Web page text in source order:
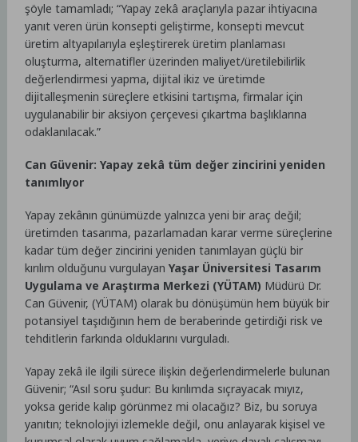
şöyle tamamladı; “Yapay zekâ araçlarıyla pazar ihtiyacına
yanıt veren ürün konsepti geliştirme, konsepti mevcut
üretim altyapılarıyla eşleştirerek üretim planlaması
oluşturma, alternatifler üzerinden maliyet/üretilebilirlik
değerlendirmesi yapma, dijital ikiz ve üretimde
dijitalleşmenin süreçlere etkisini tartışma, firmalar için
uygulanabilir bir aksiyon çerçevesi çıkartma başlıklarına
odaklanılacak.”
Can Güvenir: Yapay zekâ tüm değer zincirini yeniden
tanımlıyor
Yapay zekânın günümüzde yalnızca yeni bir araç değil;
üretimden tasarıma, pazarlamadan karar verme süreçlerine
kadar tüm değer zincirini yeniden tanımlayan güçlü bir
kırılım olduğunu vurgulayanYaşar Üniversitesi Tasarım
Uygulama ve Araştırma Merkezi (YÜTAM) Müdürü Dr.
Can Güvenir, (YÜTAM) olarak bu dönüşümün hem büyük bir
potansiyel taşıdığının hem de beraberinde getirdiği risk ve
tehditlerin farkında olduklarını vurguladı.
Yapay zekâ ile ilgili sürece ilişkin değerlendirmelerle bulunan
Güvenir; “Asıl soru şudur: Bu kırılımda sıçrayacak mıyız,
yoksa geride kalıp görünmez mi olacağız? Biz, bu soruya
yanıtın; teknolojiyi izlemekle değil, onu anlayarak kişisel ve